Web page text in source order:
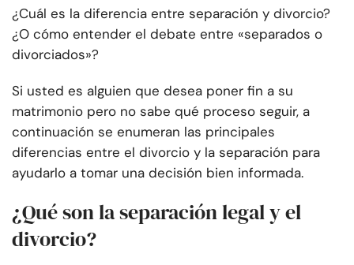
¿Cuál es la diferencia entre separación y divorcio?
¿O cómo entender el debate entre «separados o
divorciados»?
Si usted es alguien que desea poner fin a su
matrimonio pero no sabe qué proceso seguir, a
continuación se enumeran las principales
diferencias entre el divorcio y la separación para
ayudarlo a tomar una decisión bien informada.
¿Qué son la separación legal y el
divorcio?